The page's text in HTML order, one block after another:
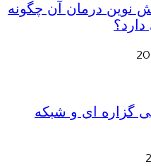
درمان آن چگونه
گزاره ای و شبکه